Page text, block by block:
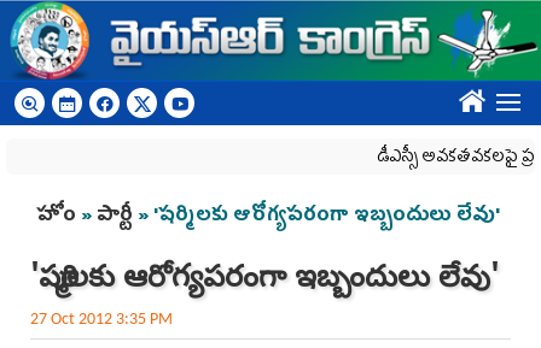
Skip to main content
????
డీఎస్సీ అవకతవకలపై
You are here
హోం »పార్టీ » 'షర్మిలకు ఆరోగ్యపరంగా ఇబ్బందులు లేవు'
'షర్మిలకు ఆరోగ్యపరంగా ఇబ్బందులు లేవు'
27 Oct 2012 3:35 PM